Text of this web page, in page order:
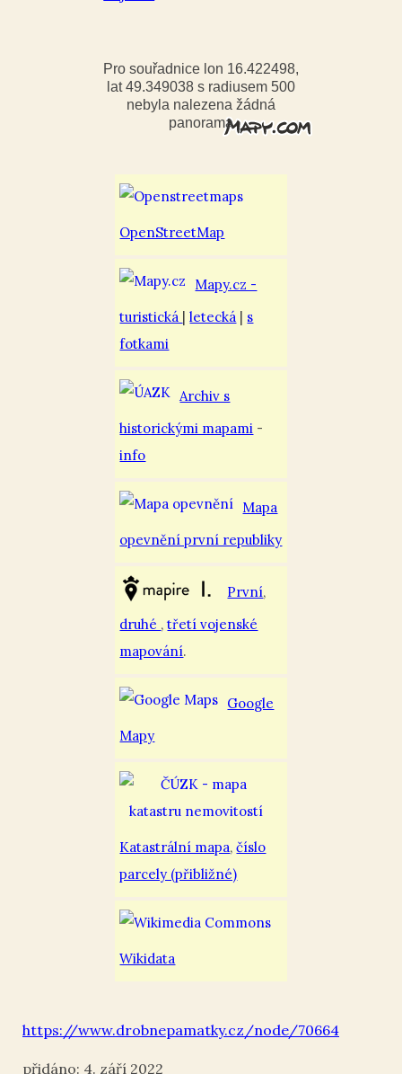
Pro souřadnice lon 16.422498,
lat 49.349038 s radiusem 500
nebyla nalezena žádná
panorama
OpenStreetMap
Mapy.cz -
turistická |letecká | s
fotkami
Archiv s
historickými mapami -
info
Mapa
opevnění první republiky
První,
druhé ,třetí vojenské
mapování.
Google
Mapy
Katastrální mapa,číslo
parcely (přibližné)
Wikidata
https://www.drobnepamatky.cz/node/70664
4. září 2022